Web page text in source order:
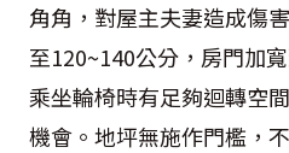
角角，對屋主夫妻造成傷
至120~140公分，房門加
乘坐輪椅時有足夠迴轉空
機會。地坪無施作門檻，